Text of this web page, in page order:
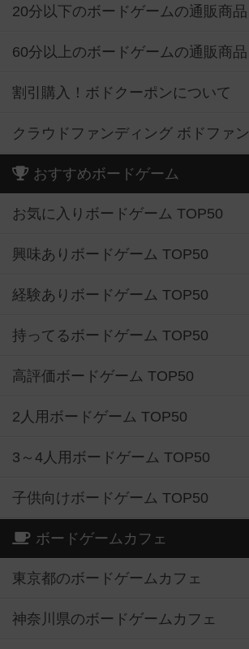
20分以下のボードゲームの通販商品
60分以上のボードゲームの通販商品
割引購入！ボドクーポンについて
クラウドファンディング ボドファン
おすすめボードゲーム
お気に入りボードゲーム TOP50
興味ありボードゲーム TOP50
経験ありボードゲーム TOP50
持ってるボードゲーム TOP50
高評価ボードゲーム TOP50
2人用ボードゲーム TOP50
3～4人用ボードゲーム TOP50
子供向けボードゲーム TOP50
ボードゲームカフェ
東京都のボードゲームカフェ
神奈川県のボードゲームカフェ